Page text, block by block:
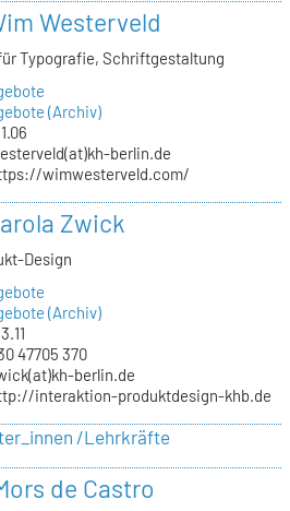
Westerveld
Typografie, Schriftgestaltung
(Archiv)
berlin.de
wimwesterveld.com/
Zwick
Design
(Archiv)
47705 370
berlin.de
interaktion-produktdesign-khb.de
/Lehrkräfte
de Castro